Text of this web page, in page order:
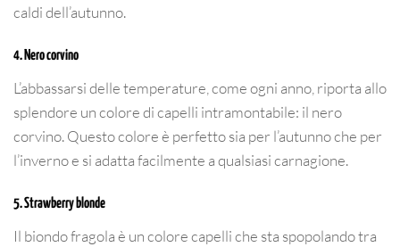
caldi dell’autunno.
4. Nero corvino
L’abbassarsi delle temperature, come ogni anno, riporta allo
splendore un colore di capelli intramontabile: il nero
corvino. Questo colore è perfetto sia per l’autunno che per
l’inverno e si adatta facilmente a qualsiasi carnagione.
5. Strawberry blonde
Il biondo fragola è un colore capelli che sta spopolando tra